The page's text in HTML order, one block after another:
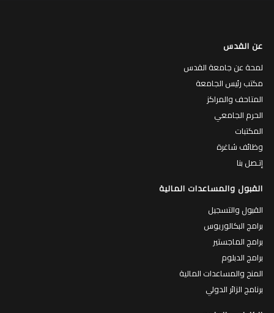
عن القدس
لمحة عن جامعة القدس
مكتب رئيس الجامعة
المتاحف والمراكز
الحرم الجامعي
المكتبات
وظائف شاغرة
إتـصل بنا
القبول والمساعدات المالية
القبول والتسجيل
برامج البكالوريوس
برامج الماجستير
برامج الدبلوم
المنح والمساعدات المالية
برنامج الزائر الدولي